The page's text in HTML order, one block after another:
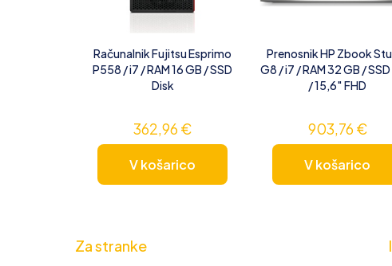
Računalnik Fujitsu Esprimo
P558 / i7 / RAM 16 GB / SSD
Disk
362,96€
V košarico
Prenosnik HP Zbook
G8 / i7 / RAM 32 GB /
/ 15,6″ FHD
903,76€
V košarico
Za stranke